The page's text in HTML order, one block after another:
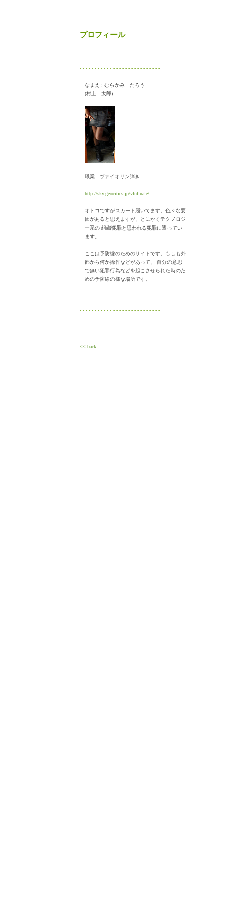
プロフィール
- - - - - - - - - - - - - - - - - - - - - - - - - - -
なまえ : むらかみ たろう
(村上 太郎)
職業 : ヴァイオリン弾き
http://sky.geocities.jp/vlnfinale/
オトコですがスカート履いてます。色々な要
因があると思えますが、とにかくテクノロジ
ー系の 組織犯罪と思われる犯罪に遭ってい
ます。
ここは予防線のためのサイトです。もしも外
部から何か操作などがあって、 自分の意思
で無い犯罪行為などを起こさせられた時のた
めの予防線の様な場所です。
- - - - - - - - - - - - - - - - - - - - - - - - - - -
<< back